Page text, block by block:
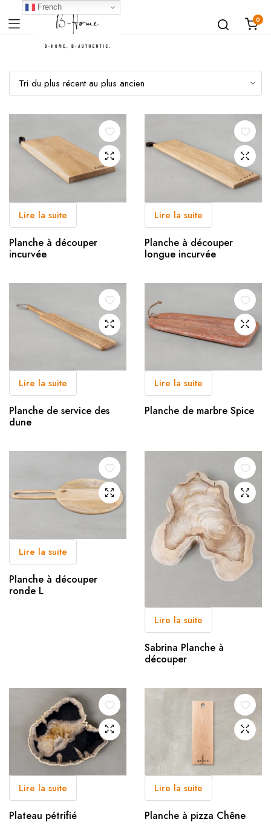
0
Lire la suite
Planche à découper
incurvée
Lire la suite
Planche à découper
longue incurvée
Lire la suite
Planche de service des
dune
Lire la suite
Planche de marbre Spice
Lire la suite
Planche à découper
ronde L
Lire la suite
Sabrina Planche à
découper
Lire la suite
Plateau pétrifié
Lire la suite
Planche à pizza Chêne
French